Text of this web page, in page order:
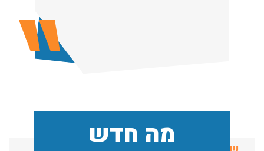
מה חדש
העברת פריטים כבדים עם מנוף בפרדס חנה ואפשרות הובלת
לפני שמתבצעת ההובלה צריכים לדאוג לארוז את הכל כמו
שצריך! פורטל המובילים בישראל מציע לכם שירותי אריזה